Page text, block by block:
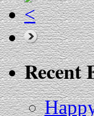
Recent